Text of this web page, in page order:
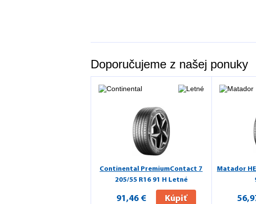
Doporučujeme z našej ponuky
Continental PremiumContact 7
205/55 R16 91 H Letné
91,46 € Kúpiť
Matador